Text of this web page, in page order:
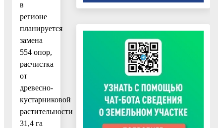
в
регионе
планируется
замена
554 опор,
расчистка
от
древесно-
кустарниковой
растительности
31,4 га